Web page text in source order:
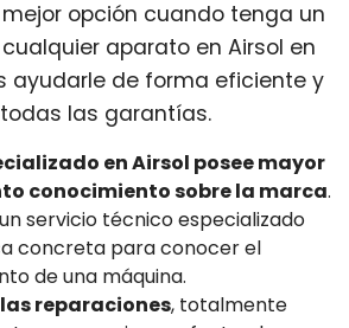
opción cuando tenga un
aparato en Airsol en
ayudarle de forma eficiente y
las garantías.
en Airsol posee mayor
conocimiento sobre la marca.
servicio técnico especializado
concreta para conocer el
de una máquina.
reparaciones, totalmente